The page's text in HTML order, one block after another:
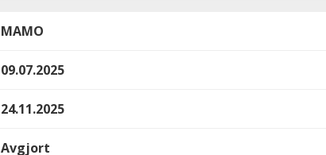
MAMO
09.07.2025
24.11.2025
Avgjort